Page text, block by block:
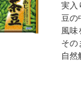
実入
豆の
風味
その
自然